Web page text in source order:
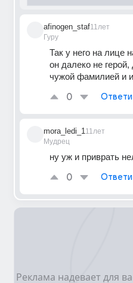
afinogen_staf
Гуру
11лет
Так у него на лице
он далеко не
чужой фамилией и
0
mora_ledi_1
Мудрец
11лет
ну уж и приврать
0